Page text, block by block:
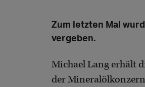
Zum letzten Mal
vergeben.
Michael Lang erhält
der